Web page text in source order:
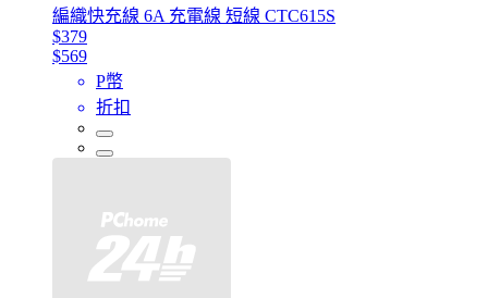
編織快充線 6A 充電線 短線 CTC615S
$379
$569
P幣
折扣